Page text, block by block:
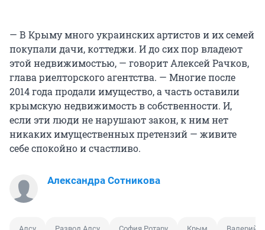
— В Крыму много украинских артистов и их семей
покупали дачи, коттеджи. И до сих пор владеют
этой недвижимостью, — говорит Алексей Рачков,
глава риелторского агентства. — Многие после
2014 года продали имущество, а часть оставили
крымскую недвижимость в собственности. И,
если эти люди не нарушают закон, к ним нет
никаких имущественных претензий — живите
себе спокойно и счастливо.
Александра Сотникова